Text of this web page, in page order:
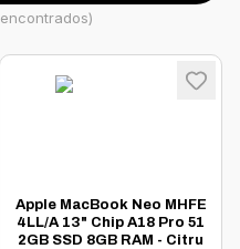
encontrados)
Apple MacBook Neo MHFE
4LL/A 13" Chip A18 Pro 51
2GB SSD 8GB RAM - Citru